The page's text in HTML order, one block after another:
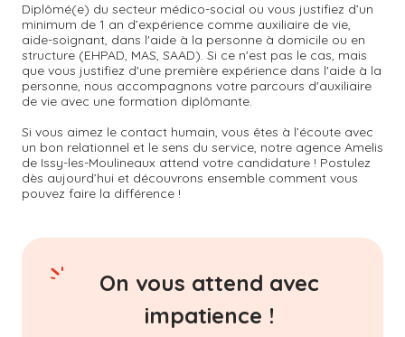
Diplômé(e) du secteur médico-social ou vous justifiez d’un
minimum de 1 an d’expérience comme auxiliaire de vie,
aide-soignant, dans l'aide à la personne à domicile ou en
structure (EHPAD, MAS, SAAD). Si ce n'est pas le cas, mais
que vous justifiez d'une première expérience dans l'aide à la
personne, nous accompagnons votre parcours d'auxiliaire
de vie avec une formation diplômante.
Si vous aimez le contact humain, vous êtes à l’écoute avec
un bon relationnel et le sens du service, notre agence Amelis
de Issy-les-Moulineaux attend votre candidature ! Postulez
dès aujourd’hui et découvrons ensemble comment vous
pouvez faire la différence !
On vous attend avec
impatience !